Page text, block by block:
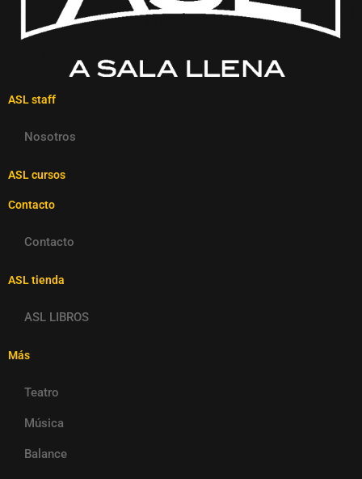
ASL staff
Nosotros
ASL cursos
Contacto
Contacto
ASL tienda
ASL LIBROS
Más
Teatro
Música
Balance